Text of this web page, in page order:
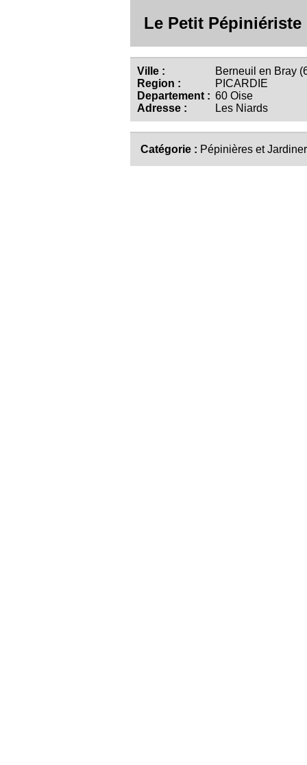
Le Petit Pépiniériste
Ville :
Berneuil en Bray
Region :
PICARDIE
Departement : 60 Oise
Adresse :
Les Niards
Catégorie : Pépinières et